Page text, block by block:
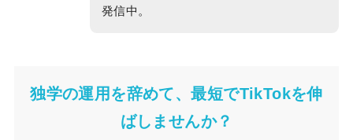
発信中。
独学の運用を辞めて、最短でTikTokを伸
ばしませんか？